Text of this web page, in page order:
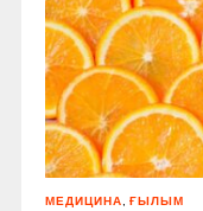
МЕДИЦИНА ҒЫЛЫМ